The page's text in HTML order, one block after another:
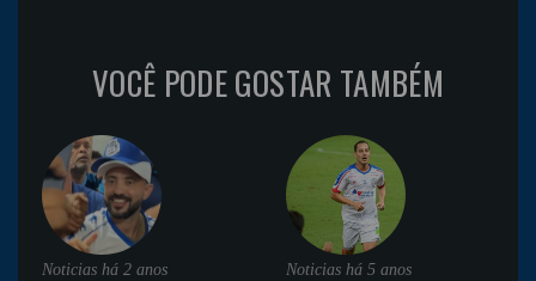
VOCÊ PODE GOSTAR TAMBÉM
Noticias há 2 anos Noticias há 5 anos